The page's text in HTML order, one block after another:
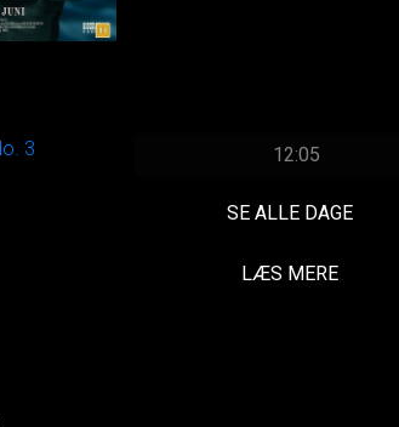
12:05
SE ALLE DAGE
LÆS MERE